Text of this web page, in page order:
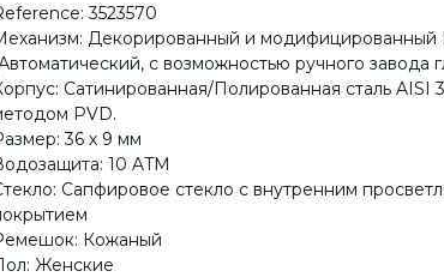
3523570
Декорированный и модифицированный
с возможностью ручного завода
Сатинированная/Полированная сталь AISI
PVD.
36 х 9 мм
10 ATM
Сапфировое стекло с внутренним
Кожаный
Женские